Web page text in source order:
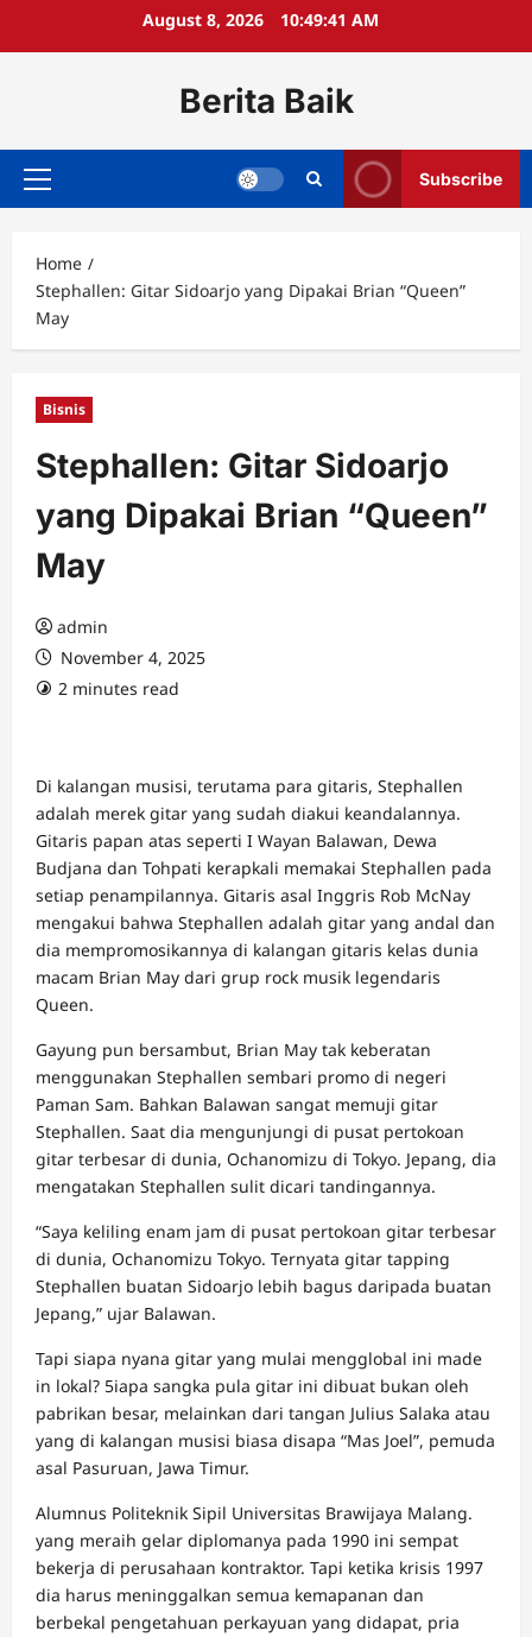
August 8, 2026 10:49:41 AM
Berita Baik
Primary
Subscribe
Home
Stephallen: Gitar Sidoarjo yang Dipakai Brian “Queen”
May
Bisnis
Stephallen: Gitar Sidoarjo
yang Dipakai Brian “Queen”
May
admin
November 4, 2025
2 minutes read
Di kalangan musisi, terutama para gitaris, Stephallen
adalah merek gitar yang sudah diakui keandalannya.
Gitaris papan atas seperti I Wayan Balawan, Dewa
Budjana dan Tohpati kerapkali memakai Stephallen pada
setiap penampilannya. Gitaris asal Inggris Rob McNay
mengakui bahwa Stephallen adalah gitar yang andal dan
dia mempromosikannya di kalangan gitaris kelas dunia
macam Brian May dari grup rock musik legendaris
Queen.
Gayung pun bersambut, Brian May tak keberatan
menggunakan Stephallen sembari promo di negeri
Paman Sam. Bahkan Balawan sangat memuji gitar
Stephallen. Saat dia mengunjungi di pusat pertokoan
gitar terbesar di dunia, Ochanomizu di Tokyo. Jepang, dia
mengatakan Stephallen sulit dicari tandingannya.
“Saya keliling enam jam di pusat pertokoan gitar terbesar
di dunia, Ochanomizu Tokyo. Ternyata gitar tapping
Stephallen buatan Sidoarjo lebih bagus daripada buatan
Jepang,” ujar Balawan.
Tapi siapa nyana gitar yang mulai mengglobal ini made
in lokal? 5iapa sangka pula gitar ini dibuat bukan oleh
pabrikan besar, melainkan dari tangan Julius Salaka atau
yang di kalangan musisi biasa disapa “Mas Joel”, pemuda
asal Pasuruan, Jawa Timur.
Alumnus Politeknik Sipil Universitas Brawijaya Malang.
yang meraih gelar diplomanya pada 1990 ini sempat
bekerja di perusahaan kontraktor. Tapi ketika krisis 1997
dia harus meninggalkan semua kemapanan dan
berbekal pengetahuan perkayuan yang didapat, pria